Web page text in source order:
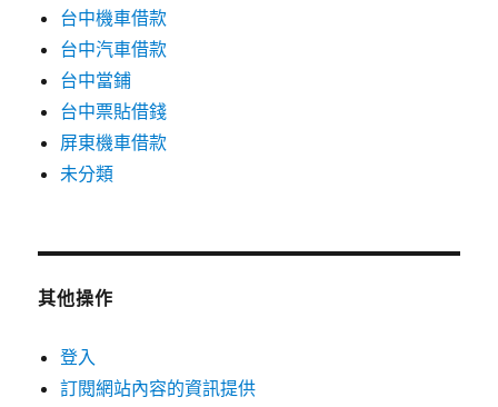
台中機車借款
台中汽車借款
台中當鋪
台中票貼借錢
屏東機車借款
未分類
其他操作
登入
訂閱網站內容的資訊提供